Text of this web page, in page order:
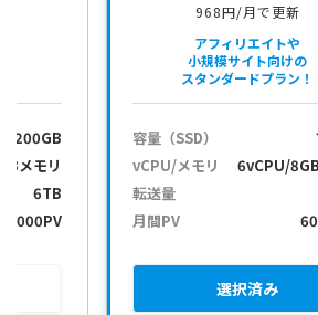
200GB
メモリ
6TB
968円/月で更新
アフィリエイトや
小規模サイト向けの
スタンダードプラン！
容量（SSD）
vCPU/メモリ
6vCPU/
転送量
月間PV
選択済み